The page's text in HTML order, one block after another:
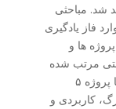
شد. مباحثی
فاز یادگیری
پروژه ها و
مرتب شده
است اما شما برای ورود به بازار کافی‌ست تا پروژه ۵
کاربردی و